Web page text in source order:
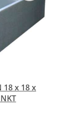
18 x 18 x